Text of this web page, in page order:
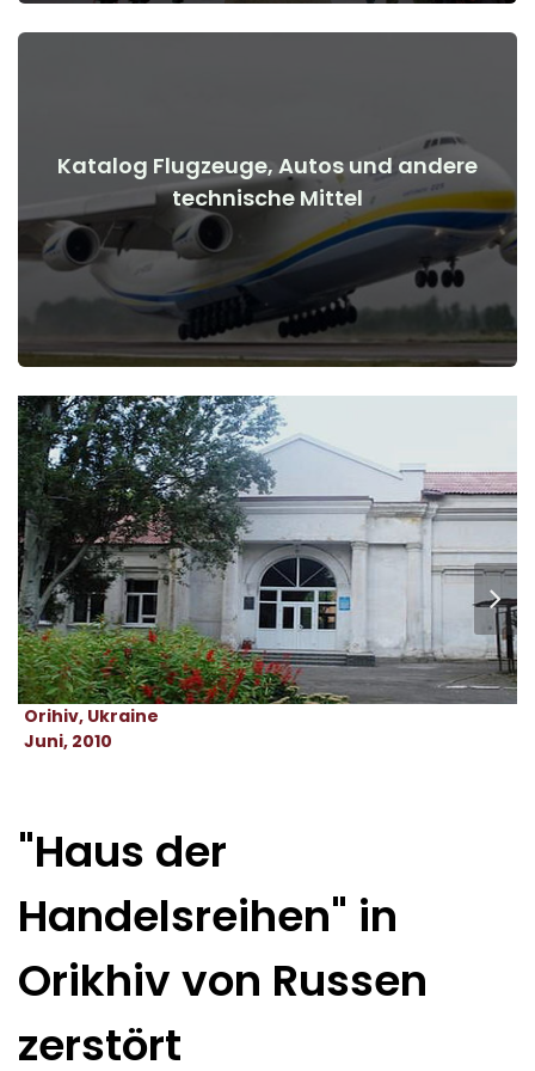
Katalog Flugzeuge, Autos und andere
technische Mittel
Flugzeuge, Autos, technische Mittel vor und nach
Kriegsbeginn
Details anzeigen
Orihiv, Ukraine
Juni, 2010
"Haus der
Handelsreihen" in
Orikhiv von Russen
zerstört